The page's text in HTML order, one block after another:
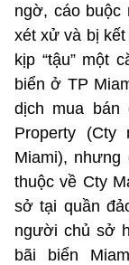
ngờ, cáo buộc
xét xử và bị kết
kịp “tậu” một
biển ở TP
dịch mua
Property
Miami),
thuộc về Cty
sở tại quần
người chủ sở
bãi biển